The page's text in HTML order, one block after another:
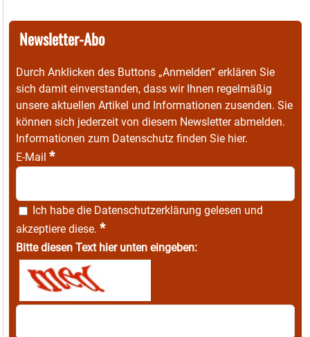
Newsletter-Abo
Durch Anklicken des Buttons „Anmelden“ erklären Sie
sich damit einverstanden, dass wir Ihnen regelmäßig
unsere aktuellen Artikel und Informationen zusenden. Sie
können sich jederzeit von diesem Newsletter abmelden.
Informationen zum Datenschutz finden Sie hier.
E-Mail *
Ich habe die Datenschutzerklärung gelesen und
akzeptiere diese. *
Bitte diesen Text hier unten eingeben: